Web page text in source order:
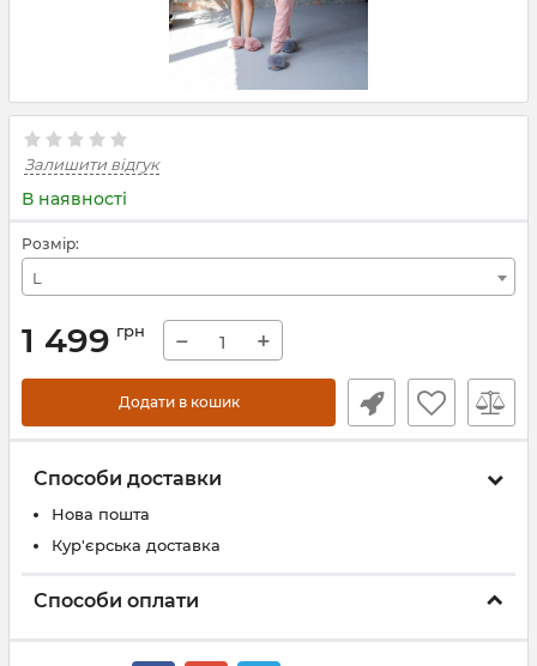
Залишити відгук
В наявності
Розмір:
L
1 499 грн − +
Додати в кошик
Способи доставки
Нова пошта
Кур'єрська доставка
Способи оплати